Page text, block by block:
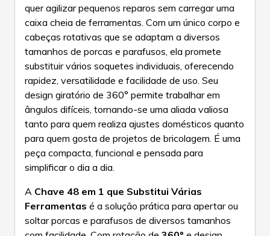
quer agilizar pequenos reparos sem carregar uma
caixa cheia de ferramentas. Com um único corpo e
cabeças rotativas que se adaptam a diversos
tamanhos de porcas e parafusos, ela promete
substituir vários soquetes individuais, oferecendo
rapidez, versatilidade e facilidade de uso. Seu
design giratório de 360° permite trabalhar em
ângulos difíceis, tornando-se uma aliada valiosa
tanto para quem realiza ajustes domésticos quanto
para quem gosta de projetos de bricolagem. É uma
peça compacta, funcional e pensada para
simplificar o dia a dia.
A Chave 48 em 1 que Substitui Várias
Ferramentas é a solução prática para apertar ou
soltar porcas e parafusos de diversos tamanhos